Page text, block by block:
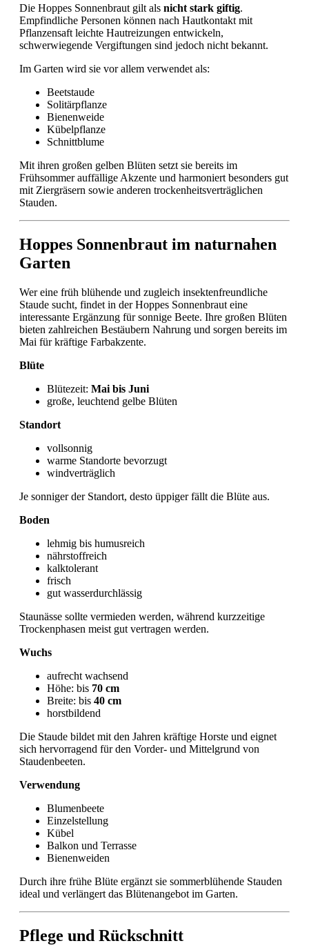
Die Hoppes Sonnenbraut gilt als nicht stark giftig.
Empfindliche Personen können nach Hautkontakt mit
Pflanzensaft leichte Hautreizungen entwickeln,
schwerwiegende Vergiftungen sind jedoch nicht bekannt.
Im Garten wird sie vor allem verwendet als:
Beetstaude
Solitärpflanze
Bienenweide
Kübelpflanze
Schnittblume
Mit ihren großen gelben Blüten setzt sie bereits im
Frühsommer auffällige Akzente und harmoniert besonders gut
mit Ziergräsern sowie anderen trockenheitsverträglichen
Stauden.
Hoppes Sonnenbraut im naturnahen
Garten
Wer eine früh blühende und zugleich insektenfreundliche
Staude sucht, findet in der Hoppes Sonnenbraut eine
interessante Ergänzung für sonnige Beete. Ihre großen Blüten
bieten zahlreichen Bestäubern Nahrung und sorgen bereits im
Mai für kräftige Farbakzente.
Blüte
Blütezeit: Mai bis Juni
große, leuchtend gelbe Blüten
Standort
vollsonnig
warme Standorte bevorzugt
windverträglich
Je sonniger der Standort, desto üppiger fällt die Blüte aus.
Boden
lehmig bis humusreich
nährstoffreich
kalktolerant
frisch
gut wasserdurchlässig
Staunässe sollte vermieden werden, während kurzzeitige
Trockenphasen meist gut vertragen werden.
Wuchs
aufrecht wachsend
Höhe: bis 70 cm
Breite: bis 40 cm
horstbildend
Die Staude bildet mit den Jahren kräftige Horste und eignet
sich hervorragend für den Vorder- und Mittelgrund von
Staudenbeeten.
Verwendung
Blumenbeete
Einzelstellung
Kübel
Balkon und Terrasse
Bienenweiden
Durch ihre frühe Blüte ergänzt sie sommerblühende Stauden
ideal und verlängert das Blütenangebot im Garten.
Pflege und Rückschnitt